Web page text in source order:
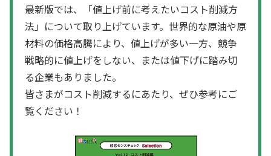
最新版では、「値上げ前に考えたいコスト削減方
法」について取り上げています。世界的な原油や原
材料の価格高騰により、値上げが多い一方、競争
戦略的に値上げをしない、または値下げに踏み切
る企業もありました。
皆さまがコスト削減するにあたり、ぜひ参考にご
覧ください！